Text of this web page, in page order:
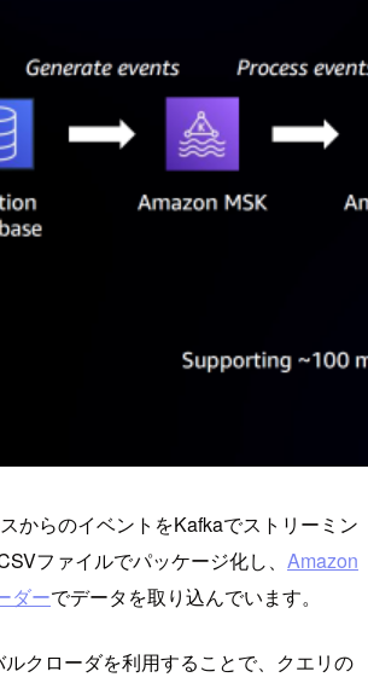
からのイベントをKafkaでストリーミン
ファイルでパッケージ化し、 Amazon
ダーでデータを取り込んでいます。
クローダを利用することで、クエリの